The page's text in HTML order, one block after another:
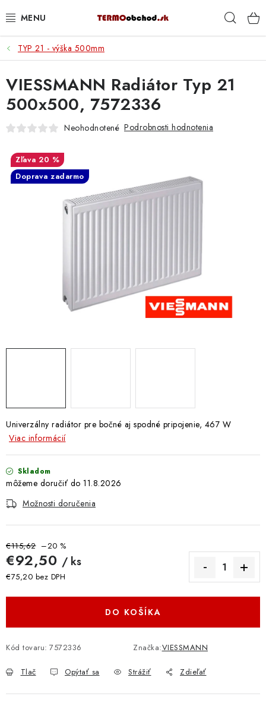
na
VYKUROVANIE
ROZVOD VODY A KÚRENIA
ODPAD A KANALIZÁCIA
% DOPREDAJ
PREČO SA OPLATÍ KUPOVAŤ RADIÁTORY KORADO
CEZ TERMOOBCHOD.SK
TYP 21 - výška 500mm
Univerzálny radiátor pre bočné aj spodné pripojenie, 467 W
Viac informácií
Skladom
11.8.2026
Možnosti doručenia
€115,62 –20 %
€92,50 / ks
€75,20 bez DPH
DO KOŠÍKA
Kód tovaru: 7572336 Značka:VIESSMANN
Tlač Opýtať sa Strážiť Zdieľať
VIESSMANN Radiátor Typ 21
500x500, 7572336
Neohodnotené Podrobnosti hodnotenia
20 %
Doprava zadarmo